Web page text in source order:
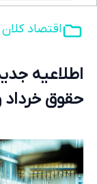
اقتصاد کلان
اطلاعیه
حقوق خرداد